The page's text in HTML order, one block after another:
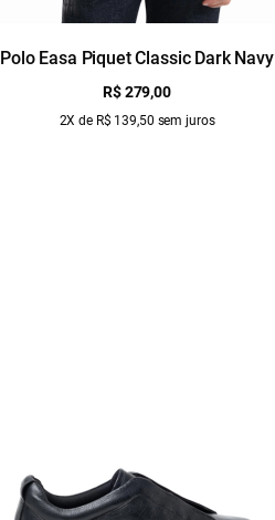
Polo Easa Piquet Classic Dark Navy
R$ 279,00
2X de R$ 139,50 sem juros